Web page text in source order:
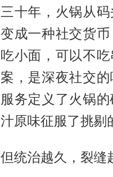
三十年，火锅从
变成一种社交货
吃小面，可以不
案，是深夜社交
服务定义了火锅
汁原味征服了挑剔
但统治越久，裂缝